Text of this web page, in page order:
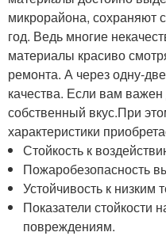
микрорайона, сохраняют
год. Ведь многие
материалы красиво
ремонта. А через одну-
качества. Если вам
собственный вкус.При
характеристики
Стойкость к
Пожаробезопасность
Устойчивость к низким
Показатели стойкости
повреждениям.